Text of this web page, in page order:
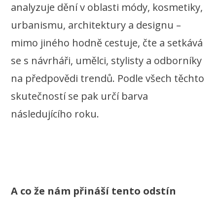
analyzuje dění v oblasti módy, kosmetiky,
urbanismu, architektury a designu –
mimo jiného hodně cestuje, čte a setkává
se s návrháři, umělci, stylisty a odborníky
na předpovědi trendů. Podle všech těchto
skutečností se pak určí barva
následujícího roku.
A co že nám přináší tento odstín